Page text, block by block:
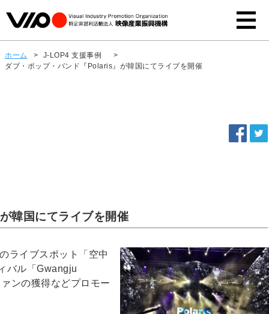
ホーム > J-LOP4 支援事例
>
ダブ・ポップ・バンド『Polaris』が韓国にてライブを開催
韓国にてライブを開催
ライブスポット「空中
バル「Gwangju
ンの獲得などプロモー